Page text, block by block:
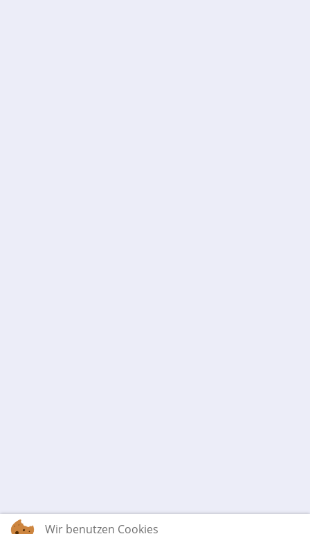
Wir benutzen Cookies